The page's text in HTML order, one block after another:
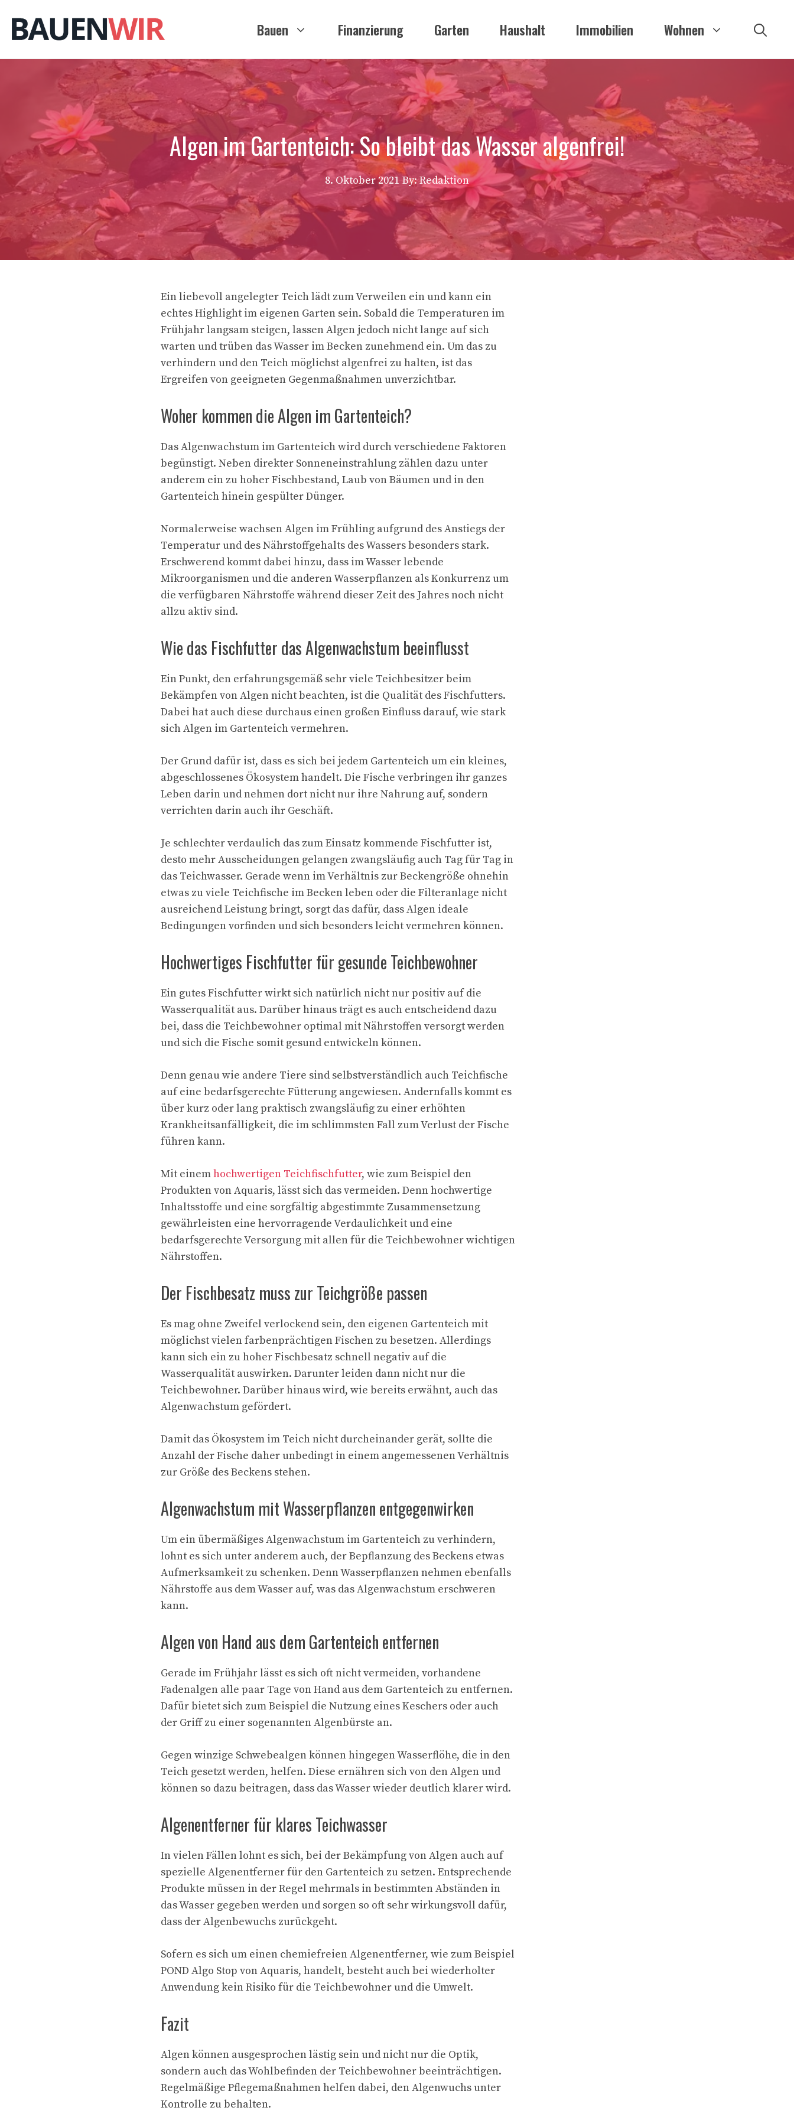
Inhalt
springen
Bauen Finanzierung Garten Haushalt Immobilien Wohnen
Algen im Gartenteich: So bleibt das Wasser algenfrei!
8. Oktober 2021 By: Redaktion
Ein liebevoll angelegter Teich lädt zum Verweilen ein und kann ein
echtes Highlight im eigenen Garten sein. Sobald die Temperaturen im
Frühjahr langsam steigen, lassen Algen jedoch nicht lange auf sich
warten und trüben das Wasser im Becken zunehmend ein. Um das zu
verhindern und den Teich möglichst algenfrei zu halten, ist das
Ergreifen von geeigneten Gegenmaßnahmen unverzichtbar.
Woher kommen die Algen im Gartenteich?
Das Algenwachstum im Gartenteich wird durch verschiedene Faktoren
begünstigt. Neben direkter Sonneneinstrahlung zählen dazu unter
anderem ein zu hoher Fischbestand, Laub von Bäumen und in den
Gartenteich hinein gespülter Dünger.
Normalerweise wachsen Algen im Frühling aufgrund des Anstiegs der
Temperatur und des Nährstoffgehalts des Wassers besonders stark.
Erschwerend kommt dabei hinzu, dass im Wasser lebende
Mikroorganismen und die anderen Wasserpflanzen als Konkurrenz um
die verfügbaren Nährstoffe während dieser Zeit des Jahres noch nicht
allzu aktiv sind.
Wie das Fischfutter das Algenwachstum beeinflusst
Ein Punkt, den erfahrungsgemäß sehr viele Teichbesitzer beim
Bekämpfen von Algen nicht beachten, ist die Qualität des Fischfutters.
Dabei hat auch diese durchaus einen großen Einfluss darauf, wie stark
sich Algen im Gartenteich vermehren.
Der Grund dafür ist, dass es sich bei jedem Gartenteich um ein kleines,
abgeschlossenes Ökosystem handelt. Die Fische verbringen ihr ganzes
Leben darin und nehmen dort nicht nur ihre Nahrung auf, sondern
verrichten darin auch ihr Geschäft.
Je schlechter verdaulich das zum Einsatz kommende Fischfutter ist,
desto mehr Ausscheidungen gelangen zwangsläufig auch Tag für Tag in
das Teichwasser. Gerade wenn im Verhältnis zur Beckengröße ohnehin
etwas zu viele Teichfische im Becken leben oder die Filteranlage nicht
ausreichend Leistung bringt, sorgt das dafür, dass Algen ideale
Bedingungen vorfinden und sich besonders leicht vermehren können.
Hochwertiges Fischfutter für gesunde Teichbewohner
Ein gutes Fischfutter wirkt sich natürlich nicht nur positiv auf die
Wasserqualität aus. Darüber hinaus trägt es auch entscheidend dazu
bei, dass die Teichbewohner optimal mit Nährstoffen versorgt werden
und sich die Fische somit gesund entwickeln können.
Denn genau wie andere Tiere sind selbstverständlich auch Teichfische
auf eine bedarfsgerechte Fütterung angewiesen. Andernfalls kommt es
über kurz oder lang praktisch zwangsläufig zu einer erhöhten
Krankheitsanfälligkeit, die im schlimmsten Fall zum Verlust der Fische
führen kann.
Mit einemhochwertigen Teichfischfutter, wie zum Beispiel den
Produkten von Aquaris, lässt sich das vermeiden. Denn hochwertige
Inhaltsstoffe und eine sorgfältig abgestimmte Zusammensetzung
gewährleisten eine hervorragende Verdaulichkeit und eine
bedarfsgerechte Versorgung mit allen für die Teichbewohner wichtigen
Nährstoffen.
Der Fischbesatz muss zur Teichgröße passen
Es mag ohne Zweifel verlockend sein, den eigenen Gartenteich mit
möglichst vielen farbenprächtigen Fischen zu besetzen. Allerdings
kann sich ein zu hoher Fischbesatz schnell negativ auf die
Wasserqualität auswirken. Darunter leiden dann nicht nur die
Teichbewohner. Darüber hinaus wird, wie bereits erwähnt, auch das
Algenwachstum gefördert.
Damit das Ökosystem im Teich nicht durcheinander gerät, sollte die
Anzahl der Fische daher unbedingt in einem angemessenen Verhältnis
zur Größe des Beckens stehen.
Algenwachstum mit Wasserpflanzen entgegenwirken
Um ein übermäßiges Algenwachstum im Gartenteich zu verhindern,
lohnt es sich unter anderem auch, der Bepflanzung des Beckens etwas
Aufmerksamkeit zu schenken. Denn Wasserpflanzen nehmen ebenfalls
Nährstoffe aus dem Wasser auf, was das Algenwachstum erschweren
kann.
Algen von Hand aus dem Gartenteich entfernen
Gerade im Frühjahr lässt es sich oft nicht vermeiden, vorhandene
Fadenalgen alle paar Tage von Hand aus dem Gartenteich zu entfernen.
Dafür bietet sich zum Beispiel die Nutzung eines Keschers oder auch
der Griff zu einer sogenannten Algenbürste an.
Gegen winzige Schwebealgen können hingegen Wasserflöhe, die in den
Teich gesetzt werden, helfen. Diese ernähren sich von den Algen und
können so dazu beitragen, dass das Wasser wieder deutlich klarer wird.
Algenentferner für klares Teichwasser
In vielen Fällen lohnt es sich, bei der Bekämpfung von Algen auch auf
spezielle Algenentferner für den Gartenteich zu setzen. Entsprechende
Produkte müssen in der Regel mehrmals in bestimmten Abständen in
das Wasser gegeben werden und sorgen so oft sehr wirkungsvoll dafür,
dass der Algenbewuchs zurückgeht.
Sofern es sich um einen chemiefreien Algenentferner, wie zum Beispiel
POND Algo Stop von Aquaris, handelt, besteht auch bei wiederholter
Anwendung kein Risiko für die Teichbewohner und die Umwelt.
Fazit
Algen können ausgesprochen lästig sein und nicht nur die Optik,
sondern auch das Wohlbefinden der Teichbewohner beeinträchtigen.
Regelmäßige Pflegemaßnahmen helfen dabei, den Algenwuchs unter
Kontrolle zu behalten.